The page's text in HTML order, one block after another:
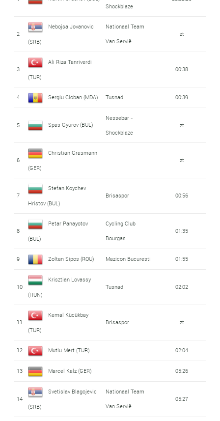
Shockblaze
2
Nebojsa Jovanovic
(SRB)
Nationaal Team
Van Servië
zt
3
Ali Riza Tanriverdi
(TUR)
00:38
4 Sergiu Cioban (MDA) Tusnad 00:39
5 Spas Gyurov (BUL)
Nessebar -
Shockblaze
zt
6
Christian Grasmann
(GER)
zt
7
Stefan Koychev
Hristov (BUL)
Brisaspor 00:56
8
Petar Panayotov
(BUL)
Cycling Club
Bourgas
01:35
9 Zoltan Sipos (ROU) Mazicon Bucuresti 01:55
10
Krisztian Lovassy
(HUN)
Tusnad 02:02
11
Kemal Kücükbay
(TUR)
Brisaspor zt
12 Mutlu Mert (TUR) 02:04
13 Marcel Kalz (GER) 05:26
14
Svetislav Blagojevic
(SRB)
Nationaal Team
Van Servië
05:27